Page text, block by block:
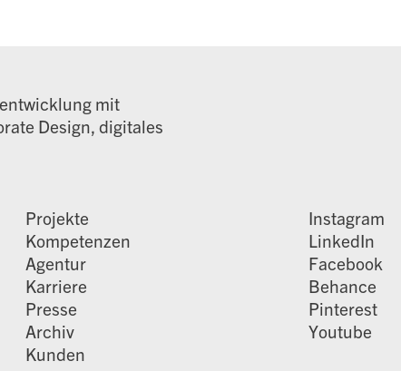
mit
Design, digitales
Projekte
Kompetenzen
Agentur
Karriere
Presse
Archiv
Kunden
Instagram
LinkedIn
Facebook
Behance
Pinterest
Youtube